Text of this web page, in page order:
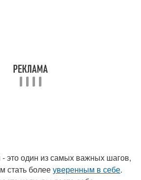
это один из самых важных шагов,
стать болееуверенным в себе.